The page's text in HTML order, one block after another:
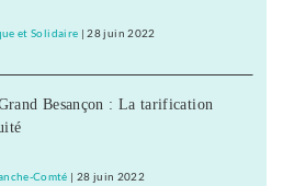
et Solidaire |28 juin 2022
Besançon : La tarification
Comté | 28 juin 2022